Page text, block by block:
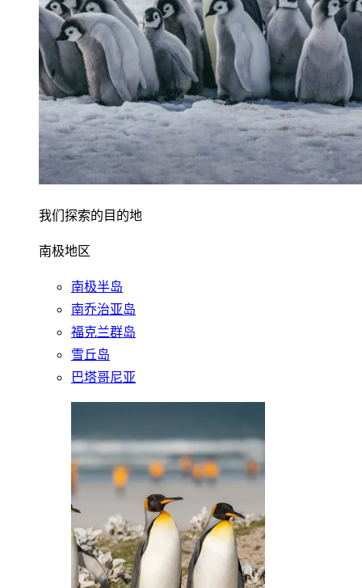
我们探索的目的地
南极地区
南极半岛
南乔治亚岛
福克兰群岛
雪丘岛
巴塔哥尼亚